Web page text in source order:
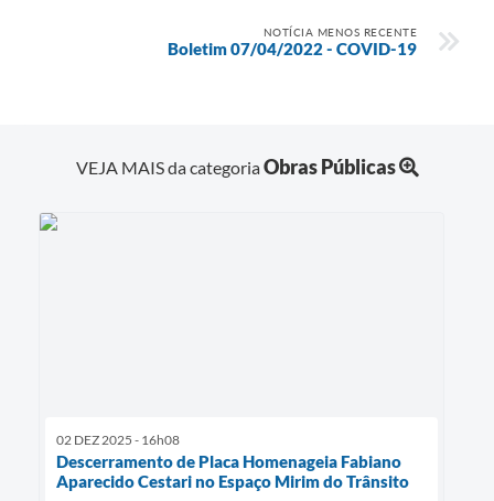
NOTÍCIA MENOS RECENTE
Boletim 07/04/2022 - COVID-19
VEJA MAIS da categoriaObras Públicas
02 DEZ 2025 - 16h08
Descerramento de Placa Homenageia Fabiano
Aparecido Cestari no Espaço Mirim do Trânsito